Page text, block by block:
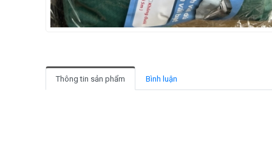
Thông tin sản phẩm Bình luận